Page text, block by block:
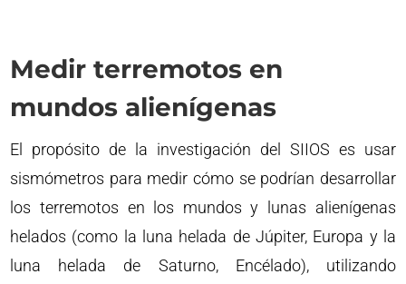
Medir terremotos en
mundos alienígenas
El propósito de la investigación del SIIOS es usar
sismómetros para medir cómo se podrían desarrollar
los terremotos en los mundos y lunas alienígenas
helados (como la luna helada de Júpiter, Europa y la
luna helada de Saturno, Encélado), utilizando